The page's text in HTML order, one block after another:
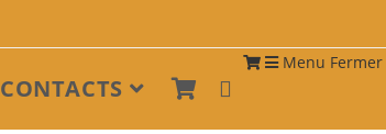
CONTACTS
Menu Fermer